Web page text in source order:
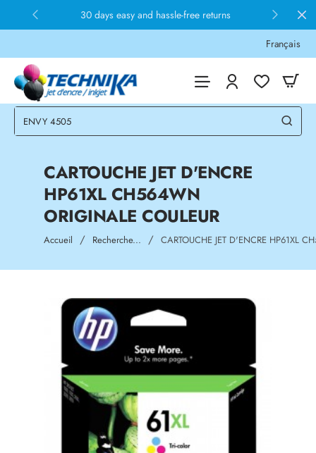
30 days easy and hassle-free returns
Français
CARTOUCHE JET D'ENCRE
HP61XL CH564WN
ORIGINALE COULEUR
Accueil homeRecherche... CARTOUCHE JET D'ENCRE HP61XL